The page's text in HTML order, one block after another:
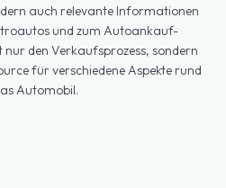
auch relevante Informationen
und zum Autoankauf-
den Verkaufsprozess, sondern
für verschiedene Aspekte rund
Automobil.